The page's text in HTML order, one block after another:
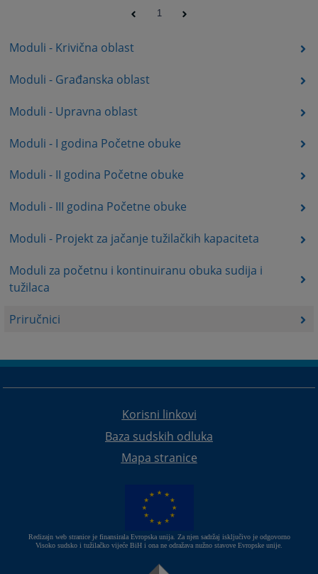
Moduli - Krivična oblast
Moduli - Građanska oblast
Moduli - Upravna oblast
Moduli - I godina Početne obuke
Moduli - II godina Početne obuke
Moduli - III godina Početne obuke
Moduli - Projekt za jačanje tužilačkih kapaciteta
Moduli za početnu i kontinuiranu obuka sudija i
tužilaca
Priručnici
1
Korisni linkovi
Baza sudskih odluka
Mapa stranice
Redizajn web stranice je finansirala Evropska unija. Za njen sadržaj isključivo je odgovorno
Visoko sudsko i tužilačko vijeće BiH i ona ne odražava nužno stavove Evropske unije.